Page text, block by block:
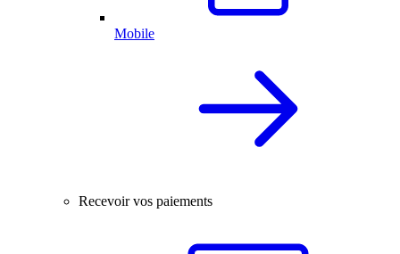
Mobile
Recevoir vos paiements